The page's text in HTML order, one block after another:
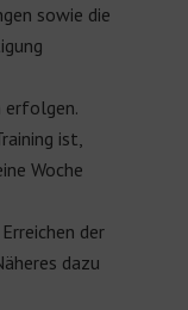
sowie die
erfolgen.
ist,
Woche
der
dazu